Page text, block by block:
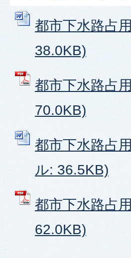
都市下水路占
38.0KB)
都市下水路占
70.0KB)
都市下水路占
ル: 36.5KB)
都市下水路占
62.0KB)